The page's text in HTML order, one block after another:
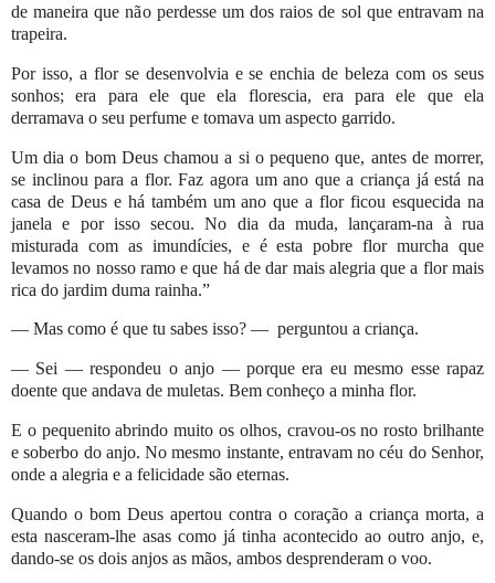
de maneira que não perdesse um dos raios de sol que entravam na
trapeira.
Por isso, a flor se desenvolvia e se enchia de beleza com os seus
sonhos; era para ele que ela florescia, era para ele que ela
derramava o seu perfume e tomava um aspecto garrido.
Um dia o bom Deus chamou a si o pequeno que, antes de morrer,
se inclinou para a flor. Faz agora um ano que a criança já está na
casa de Deus e há também um ano que a flor ficou esquecida na
janela e por isso secou. No dia da muda, lançaram-na à rua
misturada com as imundícies, e é esta pobre flor murcha que
levamos no nosso ramo e que há de dar mais alegria que a flor mais
rica do jardim duma rainha.”
— Mas como é que tu sabes isso? — perguntou a criança.
— Sei —respondeu o anjo — porque era eu mesmo esse rapaz
doente que andava de muletas. Bem conheço a minha flor.
E o pequenito abrindo muito os olhos, cravou-os no rosto brilhante
e soberbo do anjo. No mesmo instante, entravam no céu do Senhor,
onde a alegria e a felicidade são eternas.
Quando o bom Deus apertou contra o coração a criança morta, a
esta nasceram-lhe asas como já tinha acontecido ao outro anjo, e,
dando-se os dois anjos as mãos, ambos desprenderam o voo.